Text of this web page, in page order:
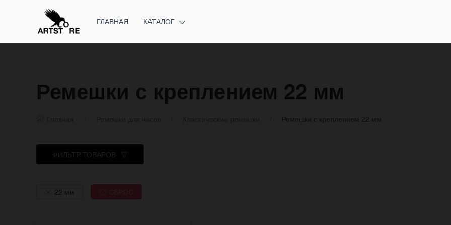
ГЛАВНАЯ КАТАЛОГ
Ремешки с креплением 22 мм
Ремешки с креплением 22 мм
ФИЛЬТР ТОВАРОВ
22 мм